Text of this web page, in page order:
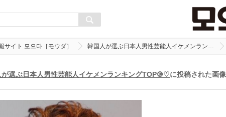
サイト 모으다［モウダ］ 韓国人が選ぶ日本人男性芸能人イケメンラン…
が選ぶ日本人男性芸能人イケメンランキングTOP⑩♡に投稿された画像